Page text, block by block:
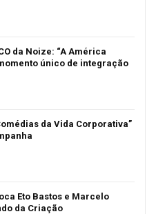
da Noize: “A América
único de integração
da Vida Corporativa”
Eto Bastos e Marcelo
da Criação